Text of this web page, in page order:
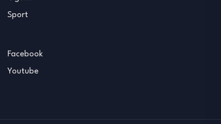
Sport
Facebook
Youtube